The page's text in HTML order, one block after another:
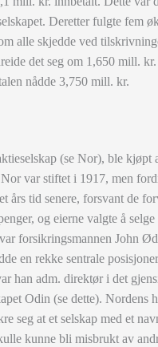
Deretter fulgte fem
alle skjedde ved
det seg om 1,650 mill.
nådde 3,750 mill. kr.
(se Nor), ble kjøpt
var stiftet i 1917, men
års tid senere, forsvant de
og eierne valgte å selge
forsikringsmannen John
en rekke sentrale
han adm. direktør i det
Odin (se dette). Nordens
seg at et selskap med et
kunne bli misbrukt av